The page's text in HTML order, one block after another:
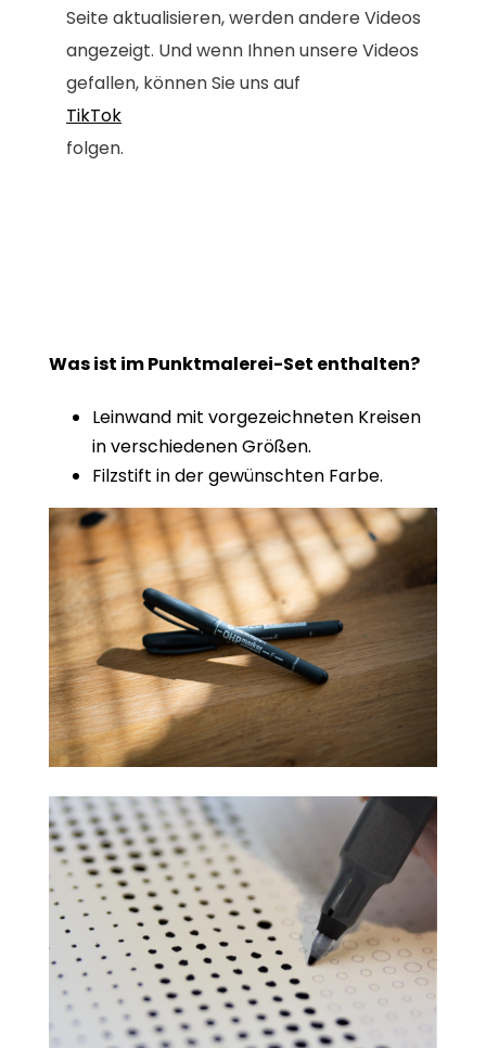
Seite aktualisieren, werden andere Videos
angezeigt. Und wenn Ihnen unsere Videos
gefallen, können Sie uns auf
TikTok
folgen.
Was ist im Punktmalerei-Set enthalten?
Leinwand mit vorgezeichneten Kreisen
in verschiedenen Größen.
Filzstift in der gewünschten Farbe.